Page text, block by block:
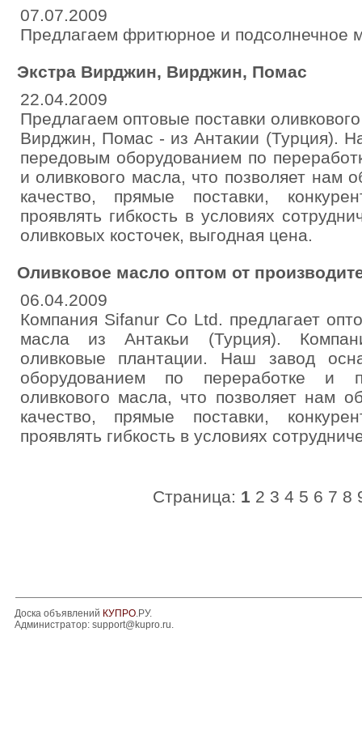
07.07.2009
Предлагаем фритюрное и подсолнечное
Экстра Вирджин, Вирджин, Помас
22.04.2009
Предлагаем оптовые поставки
Вирджин, Помас - из Антакии (Турция).
передовым оборудованием по
и оливкового масла, что позволяет нам
качество, прямые поставки,
проявлять гибкость в условиях
оливковых косточек, выгодная цена.
Оливковое масло оптом от
06.04.2009
Компания Sifanur Co Ltd. предлагает
масла из Антакьи (Турция).
оливковые плантации. Наш завод
оборудованием по переработке и
оливкового масла, что позволяет нам
качество, прямые поставки,
проявлять гибкость в условиях
Страница: 1 2 3 4 5 6 7 8
Доска объявлений КУПРО.РУ.
Администратор: support@kupro.ru.